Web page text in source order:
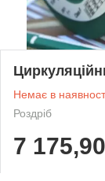
Немає в
Роздріб
7 175,90